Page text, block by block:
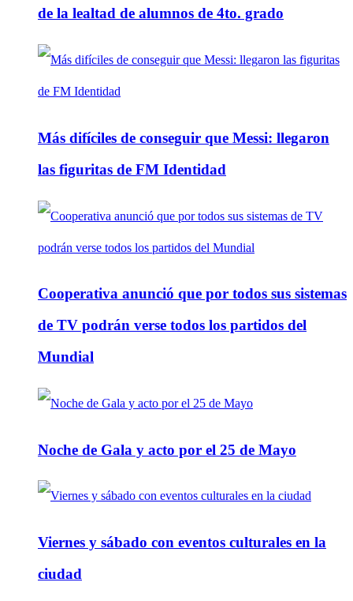
de la lealtad de alumnos de 4to. grado
Más difíciles de conseguir que Messi: llegaron
las figuritas de FM Identidad
Cooperativa anunció que por todos sus sistemas
de TV podrán verse todos los partidos del
Mundial
Noche de Gala y acto por el 25 de Mayo
Viernes y sábado con eventos culturales en la
ciudad